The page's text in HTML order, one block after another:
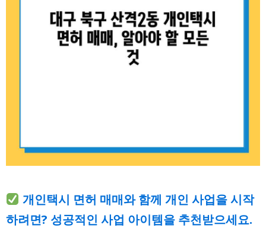
개인택시 면허 매매와 함께 개인 사업을 시작
하려면? 성공적인 사업 아이템을 추천받으세요.